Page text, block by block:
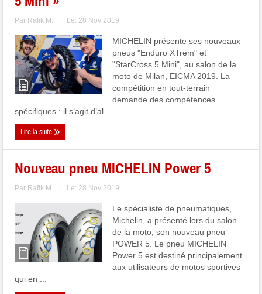
Par Rafik M. Le: 28 Nov 2019
MICHELIN présente ses nouveaux
pneus "Enduro XTrem" et
"StarCross 5 Mini", au salon de la
moto de Milan, EICMA 2019. La
compétition en tout-terrain
demande des compétences
spécifiques : il s’agit d’al ...
Lire la suite
Nouveau pneu MICHELIN Power 5
Par Rafik M. Le: 28 Nov 2019
Le spécialiste de pneumatiques,
Michelin, a présenté lors du salon
de la moto, son nouveau pneu
POWER 5. Le pneu MICHELIN
Power 5 est destiné principalement
aux utilisateurs de motos sportives
qui en ...